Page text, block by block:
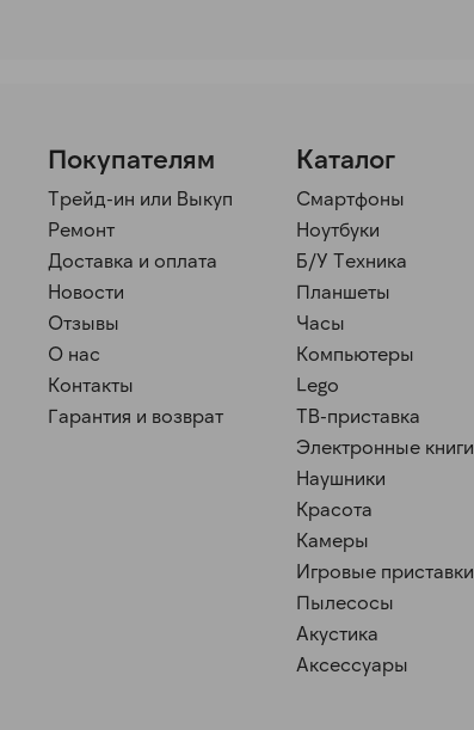
Покупателям
Трейд-ин или Выкуп
Ремонт
Доставка и оплата
Новости
Отзывы
О нас
Контакты
Гарантия и возврат
Каталог
Смартфоны
Ноутбуки
Б/У Техника
Планшеты
Часы
Компьютеры
Lego
ТВ-приставка
Электронные книги
Наушники
Красота
Камеры
Игровые приставки
Пылесосы
Акустика
Аксессуары